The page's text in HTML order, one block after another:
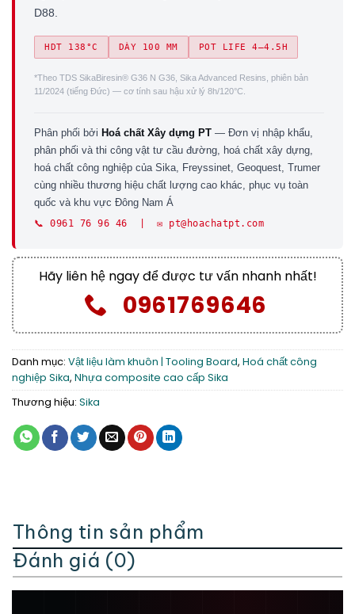
D88.
HDT 138°C DÀY 100 MM POT LIFE 4–4.5H
*Theo TDS SikaBiresin® G36 N G36, Sika Advanced Resins, phiên bản
11/2024 (tiếng Đức) — cơ tính sau hậu xử lý 8h/120°C.
Phân phối bởi Hoá chất Xây dựng PT — Đơn vị nhập khẩu,
phân phối và thi công vật tư cầu đường, hoá chất xây dựng,
hoá chất công nghiệp của Sika, Freyssinet, Geoquest, Trumer
cùng nhiều thương hiệu chất lượng cao khác, phục vụ toàn
quốc và khu vực Đông Nam Á
📞 0961 76 96 46 | ✉️ pt@hoachatpt.com
Hãy liên hệ ngay để được tư vấn nhanh nhất!
0961769646
Danh mục: Vật liệu làm khuôn | Tooling Board, Hoá chất công
nghiệp Sika, Nhựa composite cao cấp Sika
Thương hiệu: Sika
Thông tin sản phẩm
Đánh giá (0)